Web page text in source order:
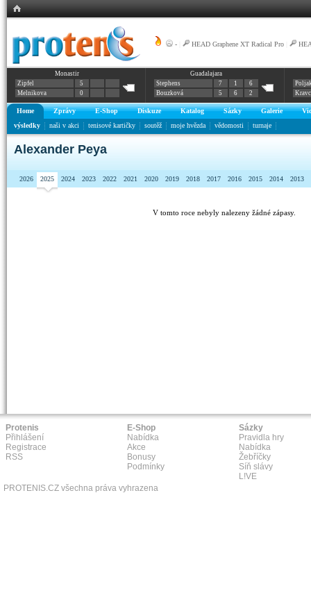
- HEAD Graphene XT Radical Pro
Monastir
Zipfel
5
Melnikova
0
Guadalajara
Stephens
7 1
6
Bouzková
5 6 2
Home Zprávy E-Shop Diskuze Katalog Sázky Galerie
výsledky
naši v akci tenisové kartičky soutěž moje hvězda vědomosti turnaje
Alexander Peya
2026 2025 2024 2023 2022 2021 2020 2019 2018 2017 2016 2015 2014 2013
V tomto roce nebyly nalezeny žádné zápasy.
Protenis
Přihlášení
Registrace
RSS
E-Shop
Nabídka
Akce
Bonusy
Podmínky
Sázky
Pravidla hry
Nabídka
Žebříčky
Síň slávy
L!VE
PROTENIS.CZ všechna práva vyhrazena